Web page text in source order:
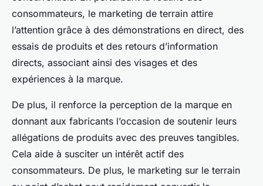
consommateurs, le marketing de terrain attire
l’attention grâce à des démonstrations en direct, des
essais de produits et des retours d’information
directs, associant ainsi des visages et des
expériences à la marque.
De plus, il renforce la perception de la marque en
donnant aux fabricants l’occasion de soutenir leurs
allégations de produits avec des preuves tangibles.
Cela aide à susciter un intérêt actif des
consommateurs. De plus, le marketing sur le terrain